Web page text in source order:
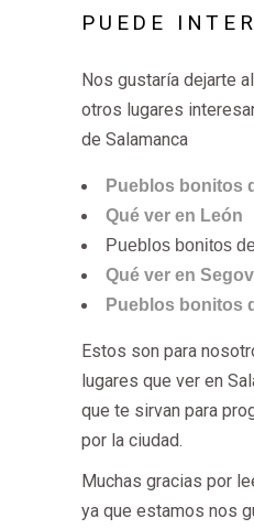
PUEDE
Nos gustaría dejarte
otros lugares
de Salamanca
Pueblos bonitos
Qué ver en León
Pueblos bonitos
Qué ver en
Pueblos bonitos
Estos son para
lugares que ver en
que te sirvan para
por la ciudad.
Muchas gracias por
ya que estamos nos